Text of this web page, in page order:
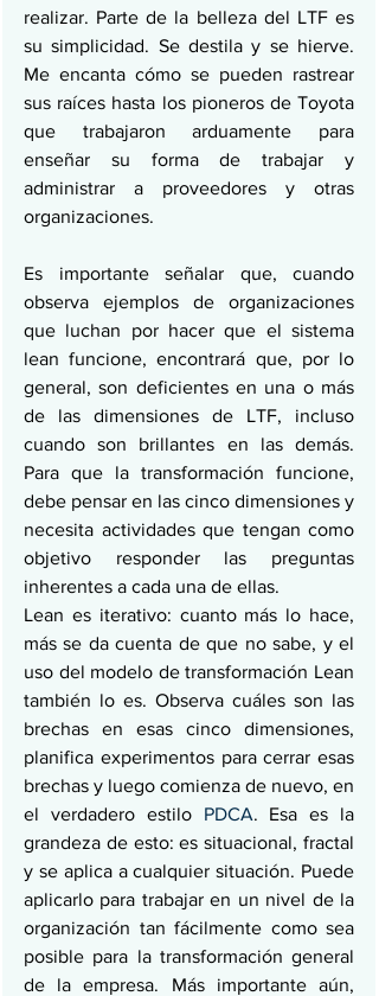
realizar. Parte de la belleza del LTF es
su simplicidad. Se destila y se hierve.
Me encanta cómo se pueden rastrear
sus raíces hasta los pioneros de Toyota
que trabajaron arduamente para
enseñar su forma de trabajar y
administrar a proveedores y otras
organizaciones.
Es importante señalar que, cuando
observa ejemplos de organizaciones
que luchan por hacer que el sistema
lean funcione, encontrará que, por lo
general, son deficientes en una o más
de las dimensiones de LTF, incluso
cuando son brillantes en las demás.
Para que la transformación funcione,
debe pensar en las cinco dimensiones y
necesita actividades que tengan como
objetivo responder las preguntas
inherentes a cada una de ellas.
Lean es iterativo: cuanto más lo hace,
más se da cuenta de que no sabe, y el
uso del modelo de transformación Lean
también lo es. Observa cuáles son las
brechas en esas cinco dimensiones,
planifica experimentos para cerrar esas
brechas y luego comienza de nuevo, en
el verdadero estilo PDCA. Esa es la
grandeza de esto: es situacional, fractal
y se aplica a cualquier situación. Puede
aplicarlo para trabajar en un nivel de la
organización tan fácilmente como sea
posible para la transformación general
de la empresa. Más importante aún,